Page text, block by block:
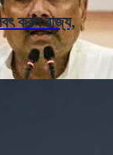
করল রাজ্য,